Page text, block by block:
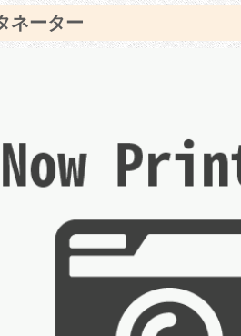
ネーター